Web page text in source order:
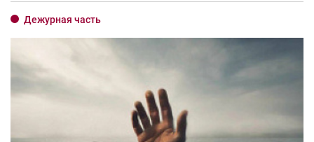
Дежурная часть